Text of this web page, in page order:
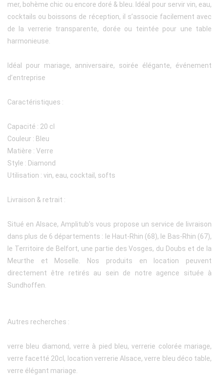
mer, bohème chic ou encore doré & bleu. Idéal pour servir vin, eau,
cocktails ou boissons de réception, il s’associe facilement avec
de la verrerie transparente, dorée ou teintée pour une table
harmonieuse.
Idéal pour mariage, anniversaire, soirée élégante, événement
d’entreprise
Caractéristiques :
Capacité : 20 cl
Couleur : Bleu
Matière : Verre
Style : Diamond
Utilisation : vin, eau, cocktail, softs
Livraison & retrait :
Situé en Alsace, Amplitub’s vous propose un service de livraison
dans plus de 6 départements : le Haut-Rhin (68), le Bas-Rhin (67),
le Territoire de Belfort, une partie des Vosges, du Doubs et de la
Meurthe et Moselle. Nos produits en location peuvent
directement être retirés au sein de notre agence située à
Sundhoffen.
Autres recherches :
verre bleu diamond, verre à pied bleu, verrerie colorée mariage,
verre facetté 20cl, location verrerie Alsace, verre bleu déco table,
verre élégant mariage.